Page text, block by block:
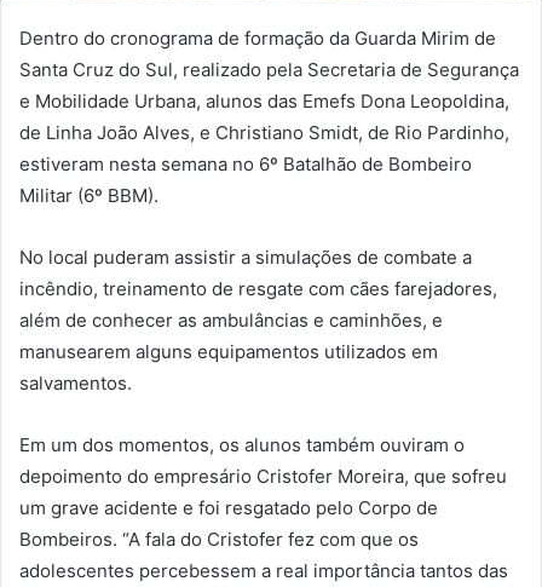
Dentro do cronograma de formação da Guarda Mirim de
Santa Cruz do Sul, realizado pela Secretaria de Segurança
e Mobilidade Urbana, alunos das Emefs Dona Leopoldina,
de Linha João Alves, e Christiano Smidt, de Rio Pardinho,
estiveram nesta semana no 6º Batalhão de Bombeiro
Militar (6º BBM).
No local puderam assistir a simulações de combate a
incêndio, treinamento de resgate com cães farejadores,
além de conhecer as ambulâncias e caminhões, e
manusearem alguns equipamentos utilizados em
salvamentos.
Em um dos momentos, os alunos também ouviram o
depoimento do empresário Cristofer Moreira, que sofreu
um grave acidente e foi resgatado pelo Corpo de
Bombeiros. “A fala do Cristofer fez com que os
adolescentes percebessem a real importância tantos das